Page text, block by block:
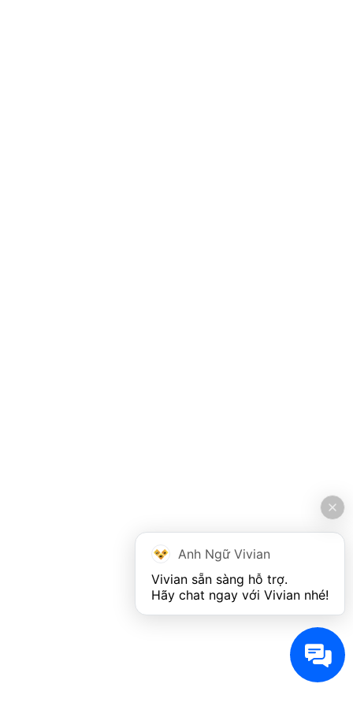
Anh Ngữ Vivian
Vivian sẵn sàng hỗ trợ.
Hãy chat ngay với Vivian nhé!